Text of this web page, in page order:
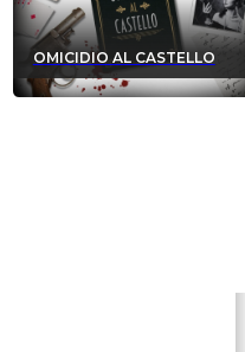
OMICIDIO AL CASTELLO